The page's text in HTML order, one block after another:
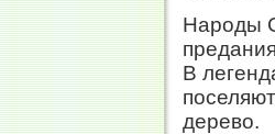
Народы
В
дерево.